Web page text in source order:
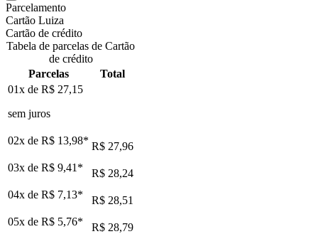
Parcelamento
Cartão Luiza
Cartão de crédito
Tabela de parcelas de Cartão
de crédito
Parcelas
Total
01x de R$ 27,15
sem juros
02x de R$ 13,98* R$ 27,96
03x de R$ 9,41 *
R$ 28,24
04x de R$ 7,13*
R$ 28,51
05x de R$ 5,76*
R$ 28,79